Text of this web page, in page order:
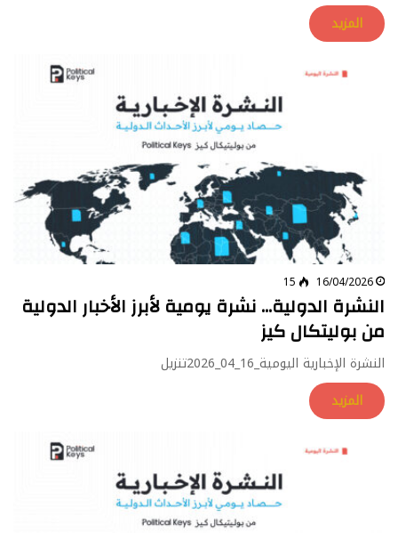
المزيد
16/04/2026
15
النشرة الدولية… نشرة يومية لأبرز الأخبار الدولية
من بوليتكال كيز
النشرة الإخبارية اليومية_16_04_2026تنزيل
المزيد